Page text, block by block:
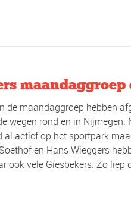
maandaggroep
de maandaggroep hebben
wegen rond en in Nijmegen.
al actief op het sportpark
en Hans Wieggers
ook vele Giesbekers. Zo liep